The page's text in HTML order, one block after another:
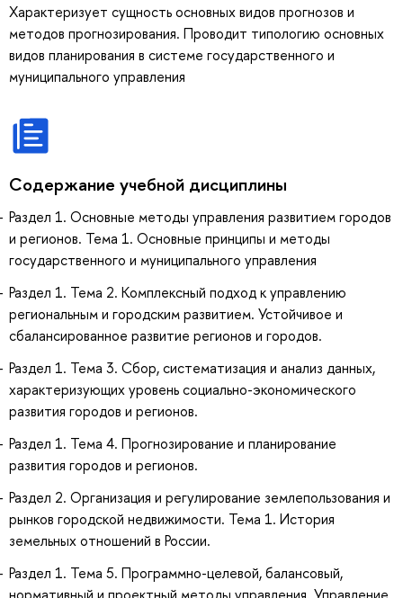
Характеризует сущность основных видов прогнозов и
методов прогнозирования. Проводит типологию основных
видов планирования в системе государственного и
муниципального управления
Содержание учебной дисциплины
Раздел 1. Основные методы управления развитием городов
и регионов. Тема 1. Основные принципы и методы
государственного и муниципального управления
Раздел 1. Тема 2. Комплексный подход к управлению
региональным и городским развитием. Устойчивое и
сбалансированное развитие регионов и городов.
Раздел 1. Тема 3. Сбор, систематизация и анализ данных,
характеризующих уровень социально-экономического
развития городов и регионов.
Раздел 1. Тема 4. Прогнозирование и планирование
развития городов и регионов.
Раздел 2. Организация и регулирование землепользования и
рынков городской недвижимости. Тема 1. История
земельных отношений в России.
Раздел 1. Тема 5. Программно-целевой, балансовый,